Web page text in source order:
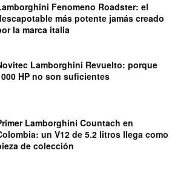
Fenomeno Roadster: el
más potente jamás creado
la marca italia
Lamborghini Revuelto: porque
HP no son suficientes
Lamborghini Countach en
un V12 de 5.2 litros llega como
de colección